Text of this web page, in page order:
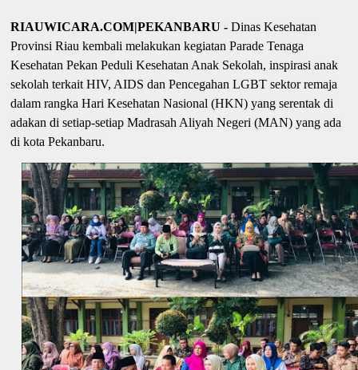
RIAUWICARA.COM|PEKANBARU -Dinas Kesehatan
Provinsi Riau kembali melakukan kegiatan Parade Tenaga
Kesehatan Pekan Peduli Kesehatan Anak Sekolah, inspirasi anak
sekolah terkait HIV, AIDS dan Pencegahan LGBT sektor remaja
dalam rangka Hari Kesehatan Nasional (HKN) yang serentak di
adakan di setiap-setiap Madrasah Aliyah Negeri (MAN) yang ada
di kota Pekanbaru.